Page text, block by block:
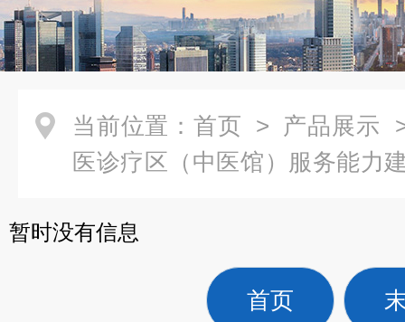
当前位置： 首页 > 产品展示
医诊疗区（中医馆）服务能力
暂时没有信息
首页